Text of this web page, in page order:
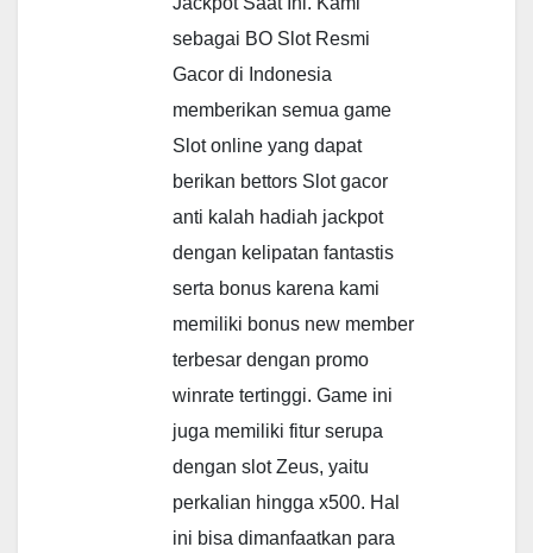
sebagai BO Slot Resmi
Gacor di Indonesia
memberikan semua game
Slot online yang dapat
berikan bettors Slot gacor
anti kalah hadiah jackpot
dengan kelipatan fantastis
serta bonus karena kami
memiliki bonus new member
terbesar dengan promo
winrate tertinggi. Game ini
juga memiliki fitur serupa
dengan slot Zeus, yaitu
perkalian hingga x500. Hal
ini bisa dimanfaatkan para